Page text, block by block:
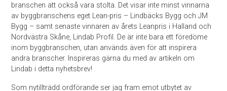
branschen att också vara stolta. Det visar inte minst vinnarna
av byggbranschens eget Lean-pris – Lindbäcks Bygg och JM
Bygg – samt senaste vinnaren av årets Leanpris i Halland och
Nordvästra Skåne, Lindab Profil. De är inte bara ett föredöme
inom byggbranschen, utan används även för att inspirera
andra branscher. Inspireras gärna du med av artikeln om
Lindab i detta nyhetsbrev!
Som nytillträdd ordförande ser jag fram emot utbytet av